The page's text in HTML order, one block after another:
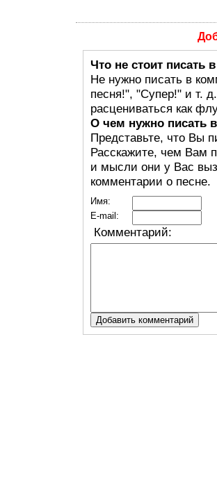
Что не стоит писать
Не нужно писать в
песня!", "Супер!" и т.
расцениваться как
О чем нужно писать
Представьте, что Вы
Расскажите, чем Вам
и мысли они у Вас
комментарии о песне.
Имя:
E-mail:
Комментарий: